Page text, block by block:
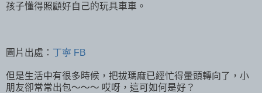
孩子懂得照顧好自己的玩具車車。
圖片出處： 丁寧 FB
但是生活中有很多時候，把拔瑪麻已經忙得暈頭轉向了，小
朋友卻常常出包～～～ 哎呀，這可如何是好？